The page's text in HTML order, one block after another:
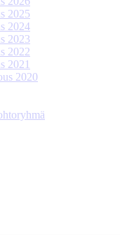
2025
2024
2023
2022
2021
2020